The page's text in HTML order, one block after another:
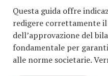
Questa guida offre
redigere correttamente
dell’approvazione del
fondamentale per
alle norme societarie.